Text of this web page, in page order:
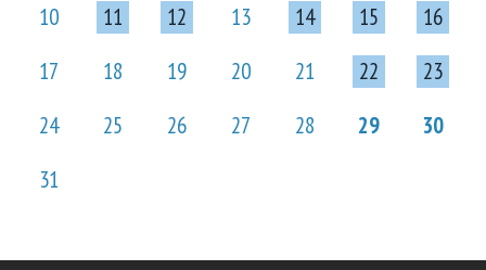
10
11 12 13 14 15
16
17
18 19 20 21 22
23
24
25 26 27 28 29
30
31